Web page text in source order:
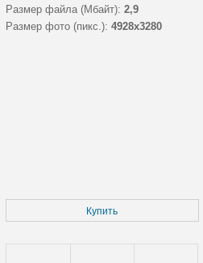
Размер файла (Мбайт): 2,9
Размер фото (пикс.): 4928x3280
Купить